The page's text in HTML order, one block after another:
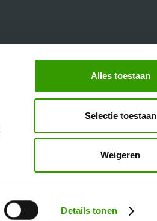
Details tonen
Alles toestaan
Selectie toestaan
Weigeren